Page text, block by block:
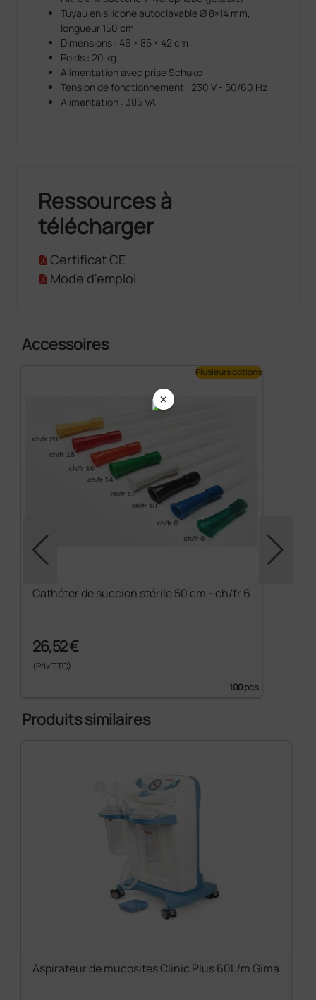
Tuyau en silicone autoclavable Ø 8×14 mm,
longueur 150 cm
Dimensions : 46 × 85 × 42 cm
Poids : 20 kg
Alimentation avec prise Schuko
Tension de fonctionnement : 230 V - 50/60 Hz
Alimentation : 385 VA
Ressources à
télécharger
Certificat CE
Mode d'emploi
Accessoires
Cathéter de succion stérile 50 cm - ch/fr 6
26,52 €
(Prix TTC)
100 pcs.
Plusieurs options
Produits similaires
Aspirateur de mucosités Clinic Plus 60L/m Gima
×